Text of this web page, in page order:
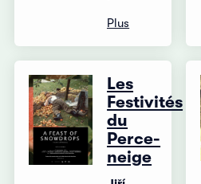
Plus
Les
Festivités
du
Perce-
neige